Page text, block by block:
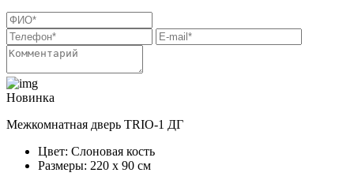
Новинка
Межкомнатная дверь TRIO-1 ДГ
Цвет: Слоновая кость
Размеры: 220 х 90 см